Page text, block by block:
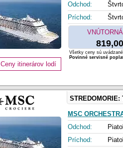
Odchod:
Príchod:
819,00
Ceny itinerárov lodí
Všetky ceny sú
Povinné servisné
STREDOMORIE:
MSC
Odchod:
Príchod: